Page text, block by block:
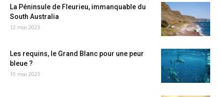
La Péninsule de Fleurieu, immanquable du
South Australia
12 mai 2023
Les requins, le Grand Blanc pour une peur
bleue ?
10 mai 2023